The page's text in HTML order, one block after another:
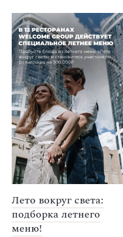
Лето вокруг света:
подборка летнего
меню!